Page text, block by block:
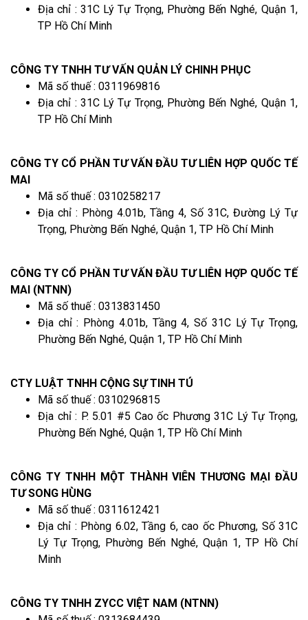
Địa chỉ : 31C Lý Tự Trọng, Phường Bến Nghé, Quận 1,
TP Hồ Chí Minh
CÔNG TY TNHH TƯ VẤN QUẢN LÝ CHINH PHỤC
Mã số thuế : 0311969816
Địa chỉ : 31C Lý Tự Trọng, Phường Bến Nghé, Quận 1,
TP Hồ Chí Minh
CÔNG TY CỔ PHẦN TƯ VẤN ĐẦU TƯ LIÊN HỢP QUỐC TẾ
MAI
Mã số thuế : 0310258217
Địa chỉ : Phòng 4.01b, Tầng 4, Số 31C, Đường Lý Tự
Trọng, Phường Bến Nghé, Quận 1, TP Hồ Chí Minh
CÔNG TY CỔ PHẦN TƯ VẤN ĐẦU TƯ LIÊN HỢP QUỐC TẾ
MAI (NTNN)
Mã số thuế : 0313831450
Địa chỉ : Phòng 4.01b, Tầng 4, Số 31C Lý Tự Trọng,
Phường Bến Nghé, Quận 1, TP Hồ Chí Minh
CTY LUẬT TNHH CỘNG SỰ TINH TÚ
Mã số thuế : 0310296815
Địa chỉ : P. 5.01 #5 Cao ốc Phương 31C Lý Tự Trọng,
Phường Bến Nghé, Quận 1, TP Hồ Chí Minh
CÔNG TY TNHH MỘT THÀNH VIÊN THƯƠNG MẠI ĐẦU
TƯ SONG HÙNG
Mã số thuế : 0311612421
Địa chỉ : Phòng 6.02, Tầng 6, cao ốc Phương, Số 31C
Lý Tự Trọng, Phường Bến Nghé, Quận 1, TP Hồ Chí
Minh
CÔNG TY TNHH ZYCC VIỆT NAM (NTNN)